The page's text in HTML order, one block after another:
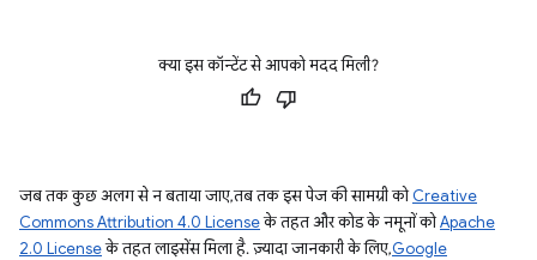
क्या इस कॉन्टेंट से आपको मदद मिली?
जब तक कुछ अलग से न बताया जाए, तब तक इस पेज की सामग्री कोCreative
Commons Attribution 4.0 Licenseके तहत और कोड के नमूनों कोApache
2.0 Licenseके तहत लाइसेंस मिला है. ज़्यादा जानकारी के लिए,Google